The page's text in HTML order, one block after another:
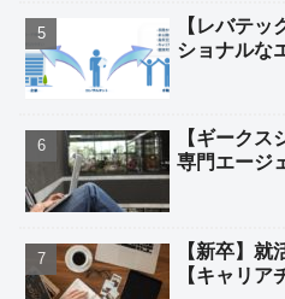
【レバテッ
ショナルな
【ギークス
専門エージ
【新卒】就
【キャリア